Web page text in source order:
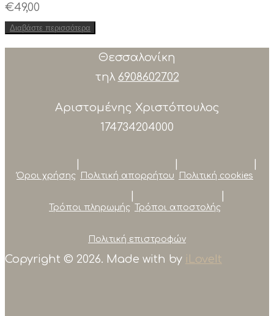
€49,00
Διαβάστε περισσότερα
Θεσσαλονίκη
τηλ 6908602702
Αριστομένης Χριστόπουλος
174734204000
Όροι χρήσης Πολιτική απορρήτου Πολιτική cookies
Τρόποι πληρωμής Τρόποι αποστολής
Πολιτική επιστροφών
Copyright © 2026. Made with by iLoveIt